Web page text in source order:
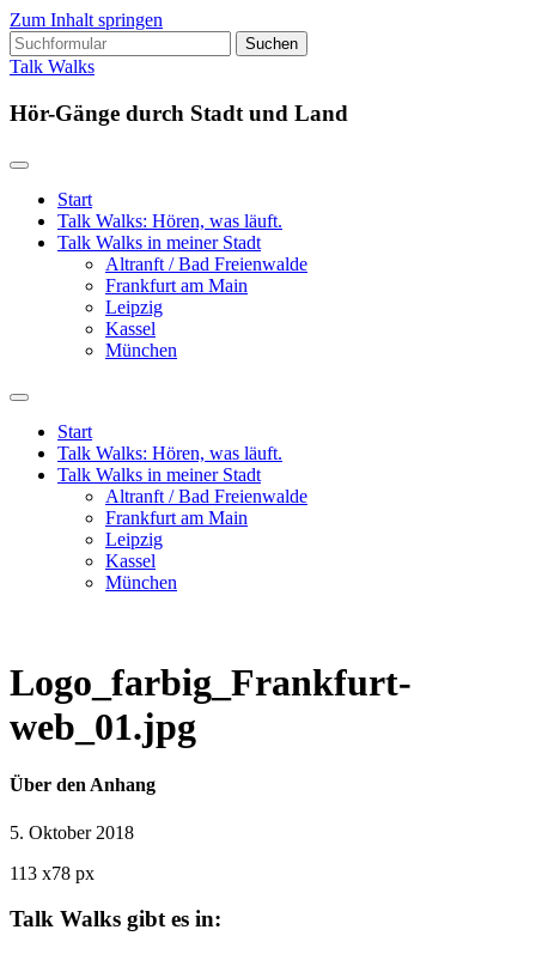
Zum Inhalt springen
Suchen
nach:
Talk Walks
Hör-Gänge durch Stadt und Land
Start
Talk Walks: Hören, was läuft.
Talk Walks in meiner Stadt
Altranft / Bad Freienwalde
Frankfurt am Main
Leipzig
Kassel
München
Suchfeld
ein-/ausblenden
Start
Talk Walks: Hören, was läuft.
Talk Walks in meiner Stadt
Altranft / Bad Freienwalde
Frankfurt am Main
Leipzig
Kassel
München
Logo_farbig_Frankfurt-
web_01.jpg
Über den Anhang
5. Oktober 2018
113 x78 px
Talk Walks gibt es in: